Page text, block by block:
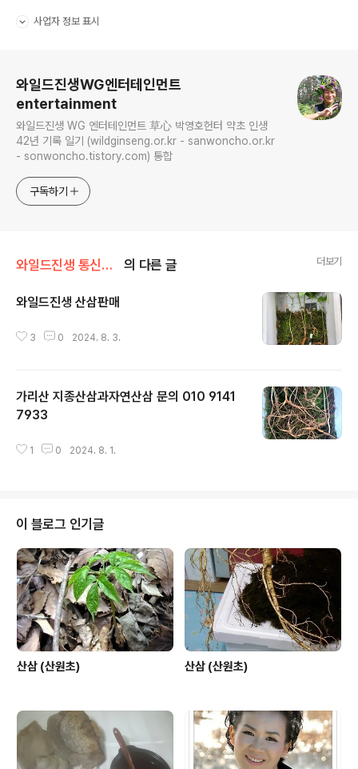
사업자 정보 표시
와일드진생WG엔터테인먼트
entertainment
와일드진생 WG 엔터테인먼트 草心 박영호헌터 약초 인생
42년 기록 일기 (wildginseng.or.kr - sanwoncho.or.kr
- sonwoncho.tistory.com) 통합
구독하기
와일드진생 통신판매 스토어 의 다른 글 더보기
와일드진생 산삼판매
3 0 2024. 8. 3.
가리산 지종산삼과자연산삼 문의 010 9141
7933
1 0 2024. 8. 1.
이 블로그 인기글
산삼 (산원초) 산삼 (산원초)